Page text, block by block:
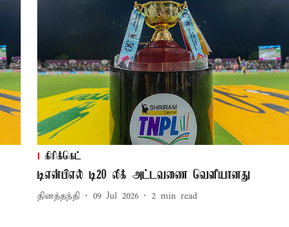
கிரிக்கெட்
டிஎன்பிஎல் டி20 லீக் அட்டவணை வெளியானது
தினத்தந்தி 09 Jul 2026 2 min read